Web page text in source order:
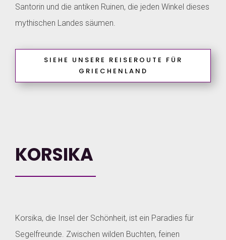
Santorin und die antiken Ruinen, die jeden Winkel dieses
mythischen Landes säumen.
SIEHE UNSERE REISEROUTE FÜR
GRIECHENLAND
KORSIKA
Korsika, die Insel der Schönheit, ist ein Paradies für
Segelfreunde. Zwischen wilden Buchten, feinen